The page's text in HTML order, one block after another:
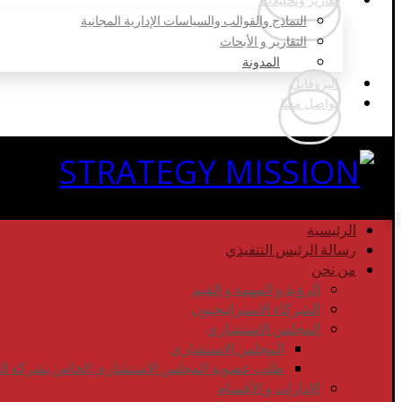
النماذج والقوالب والسياسات الإدارية المجانية
التقارير و الأبحاث
المدونة
البروفايل
تواصل معنا
الرئيسية
رسالة الرئيس التنفيذي
من نحن
الرؤية و المهمة و القيم
الشركاء الاستراتيجيون
المجلس الاستشاري
المجلس الاستشاري
طلب عضوية المجلس الاستشاري الخاص بشركة
الإدارات و الأقسام